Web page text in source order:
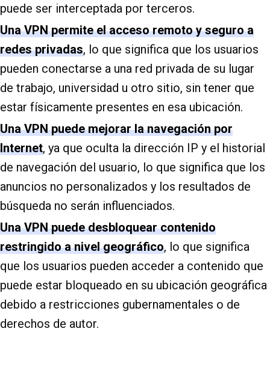
puede ser interceptada por terceros.
Una VPN permite el acceso remoto y seguro a
redes privadas, lo que significa que los usuarios
pueden conectarse a una red privada de su lugar
de trabajo, universidad u otro sitio, sin tener que
estar físicamente presentes en esa ubicación.
Una VPN puede mejorar la navegación por
Internet, ya que oculta la dirección IP y el historial
de navegación del usuario, lo que significa que los
anuncios no personalizados y los resultados de
búsqueda no serán influenciados.
Una VPN puede desbloquear contenido
restringido a nivel geográfico, lo que significa
que los usuarios pueden acceder a contenido que
puede estar bloqueado en su ubicación geográfica
debido a restricciones gubernamentales o de
derechos de autor.